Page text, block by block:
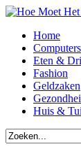
Home
Computers
Eten &
Fashion
Geldzaken
Huis &